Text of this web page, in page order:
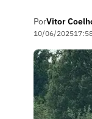
PorVitor
10/06/2025